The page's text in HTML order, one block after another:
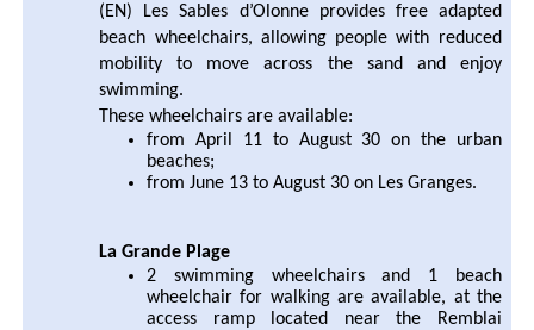
(EN) Les Sables d’Olonne provides free adapted
beach wheelchairs, allowing people with reduced
mobility to move across the sand and enjoy
swimming.
These wheelchairs are available:
from April 11 to August 30 on the urban
beaches;
from June 13 to August 30 on Les Granges.
La Grande Plage
2 swimming wheelchairs and 1 beach
wheelchair for walking are available, at the
access ramp located near the Remblai